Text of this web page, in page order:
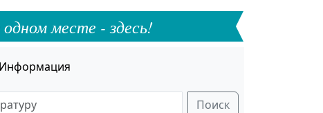
месте - здесь!
Информация
Поиск